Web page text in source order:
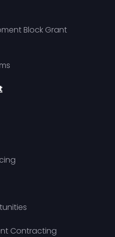
Block Grant
Contracting